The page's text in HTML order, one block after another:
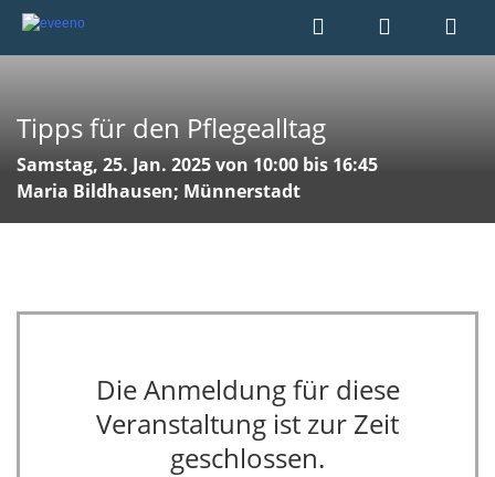
Tipps für den Pflegealltag
Samstag, 25. Jan. 2025 von 10:00 bis 16:45
Maria Bildhausen; Münnerstadt
Die Anmeldung für diese
Veranstaltung ist zur Zeit
geschlossen.